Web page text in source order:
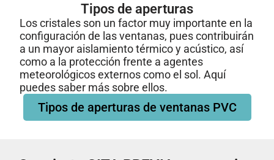
Tipos de aperturas
Los cristales son un factor muy importante en la
configuración de las ventanas, pues contribuirán
a un mayor aislamiento térmico y acústico, así
como a la protección frente a agentes
meteorológicos externos como el sol. Aquí
puedes saber más sobre ellos.
Tipos de aperturas de ventanas PVC